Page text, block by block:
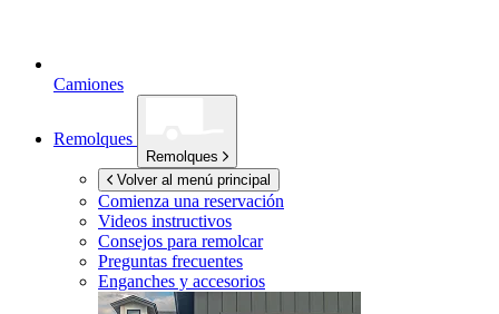
Camiones
Remolques
Remolques
Volver al menú principal
Comienza una reservación
Videos instructivos
Consejos para remolcar
Preguntas frecuentes
Enganches y accesorios